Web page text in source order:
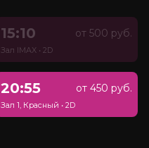
15:10 от 500 руб.
Зал IMAX • 2D
20:55 от 450 руб.
Зал 1, Красный • 2D